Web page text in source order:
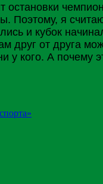
Поэтому, я
и кубок
друг от друга
у кого. А почему